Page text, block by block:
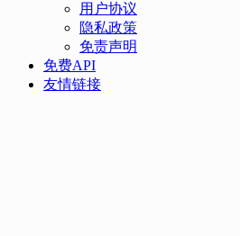
用户协议
隐私政策
免责声明
免费API
友情链接